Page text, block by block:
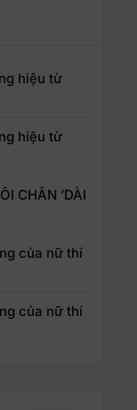
hiệu từ
hiệu từ
CHÂN ’DÀI
của nữ thí
của nữ thí